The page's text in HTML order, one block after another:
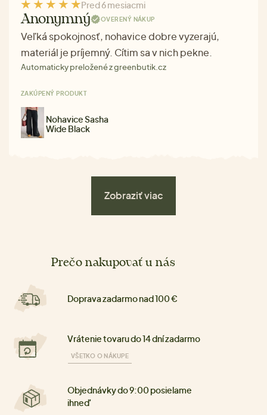
Pred 6 mesiacmi
Anonymný OVERENÝ NÁKUP
Veľká spokojnosť, nohavice dobre vyzerajú,
materiál je príjemný. Cítim sa v nich pekne.
Automaticky preložené z greenbutik.cz
ZAKÚPENÝ PRODUKT
Nohavice Sasha
Wide Black
Zobraziť viac
Prečo nakupovať u nás
Doprava zadarmo nad 100 €
Vrátenie tovaru do 14 dní zadarmo
VŠETKO O NÁKUPE
Objednávky do 9:00 posielame
ihneď